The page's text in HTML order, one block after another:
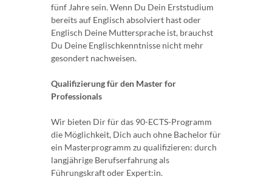
fünf Jahre sein. Wenn Du Dein Erststudium
bereits auf Englisch absolviert hast oder
Englisch Deine Muttersprache ist, brauchst
Du Deine Englischkenntnisse nicht mehr
gesondert nachweisen.
Qualifizierung für den Master for
Professionals
Wir bieten Dir für das 90-ECTS-Programm
die Möglichkeit, Dich auch ohne Bachelor für
ein Masterprogramm zu qualifizieren: durch
langjährige Berufserfahrung als
Führungskraft oder Expert:in.